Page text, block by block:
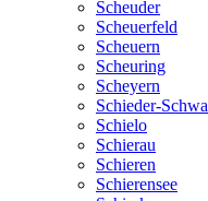
Scheuder
Scheuerfeld
Scheuern
Scheuring
Scheyern
Schieder-
Schielo
Schierau
Schieren
Schierensee